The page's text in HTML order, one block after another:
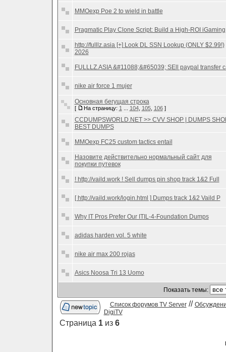
MMOexp Poe 2 to wield in battle
Pragmatic Play Clone Script: Build a High-ROI iGaming
http://fulllz.asia [+] Look DL SSN Lookup (ONLY $2.99!)
2026
FULLLZ.ASIA &#11088;&#65039; SEll paypal transfer
nike air force 1 mujer
Основная бегущая строка
[ На страницу: 1 104, 105, 106]
CCDUMPSWORLD.NET >> CVV SHOP | DUMPS
BEST DUMPS
MMOexp FC25 custom tactics entail
Назовите действительно нормальный сайт для
покупки путевок
! http://vaild.work ! Sell dumps pin shop track 1&2 Full
[ http://vaild.work/login.html ] Dumps track 1&2 Vaild P
Why IT Pros Prefer Our ITIL-4-Foundation Dumps
adidas harden vol. 5 white
nike air max 200 rojas
Asics Noosa Tri 13 Uomo
Показать темы:
Список форумов TV Server//
DigiTV
Страница 1из 6